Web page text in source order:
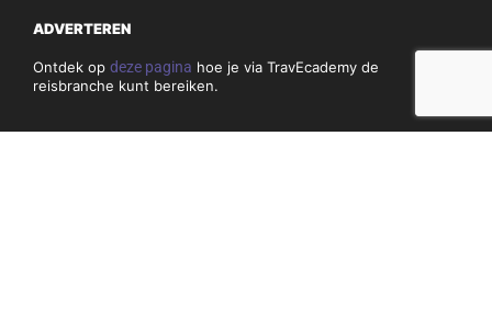
ADVERTEREN
Ontdek op deze pagina hoe je via TravEcademy de
reisbranche kunt bereiken.